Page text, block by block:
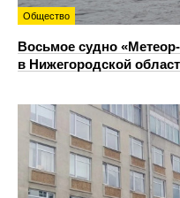
Общество
Восьмое судно
в Нижегородской